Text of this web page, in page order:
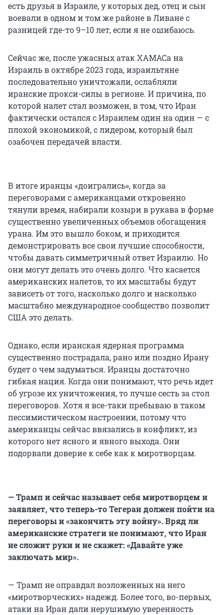
есть друзья в Израиле, у которых дед, отец и сын
воевали в одном и том же районе в Ливане с
разницей где-то9–10 лет, если я не ошибаюсь.
Сейчас же, после ужасных атак ХАМАСа на
Израиль в октябре2023 года, израильтяне
последовательно уничтожали, ослабляли
иранские прокси-силы в регионе. И причина, по
которой налет стал возможен, в том, что Иран
фактически остался с Израилем один на один — с
плохой экономикой, с лидером, который был
озабочен передачей власти.
В итоге иранцы «доигрались», когда за
переговорами с американцами откровенно
тянули время, набирали козыри в рукава в форме
существенно увеличенных объемов обогащения
урана. Им это вышло боком, и приходится
демонстрировать все свои лучшие способности,
чтобы давать симметричный ответ Израилю. Но
они могут делать это очень долго. Что касается
американских налетов, то их масштабы будут
зависеть от того, насколько долго и насколько
масштабно международное сообщество позволит
США это делать.
Однако, если иранская ядерная программа
существенно пострадала, рано или поздно Ирану
будет о чем задуматься. Иранцы достаточно
гибкая нация. Когда они понимают, что речь идет
об угрозе их уничтожения, то лучше сесть за стол
переговоров. Хотя я все-таки пребываю в таком
пессимистическом настроении, потому что
американцы сейчас ввязались в конфликт, из
которого нет ясного и явного выхода. Они
подорвали доверие к себе как к миротворцам.
— Трамп и сейчас называет себя миротворцем и
заявляет, что теперь-то Тегеран должен пойти на
переговоры и «закончить эту войну». Вряд ли
американские стратеги не понимают, что Иран
не сложит руки и не скажет: «Давайте уже
заключать мир».
— Трамп не оправдал возложенных на него
«миротворческих» надежд. Более того, во-первых,
атаки на Иран дали нерушимую уверенность